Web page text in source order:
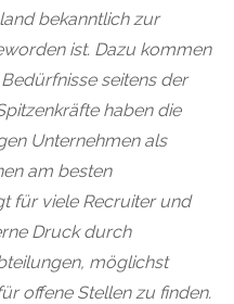
bekanntlich zur
ist. Dazu kommen
seitens der
haben die
Unternehmen als
am besten
für viele Recruiter und
Druck durch
möglichst
offene Stellen zu finden.